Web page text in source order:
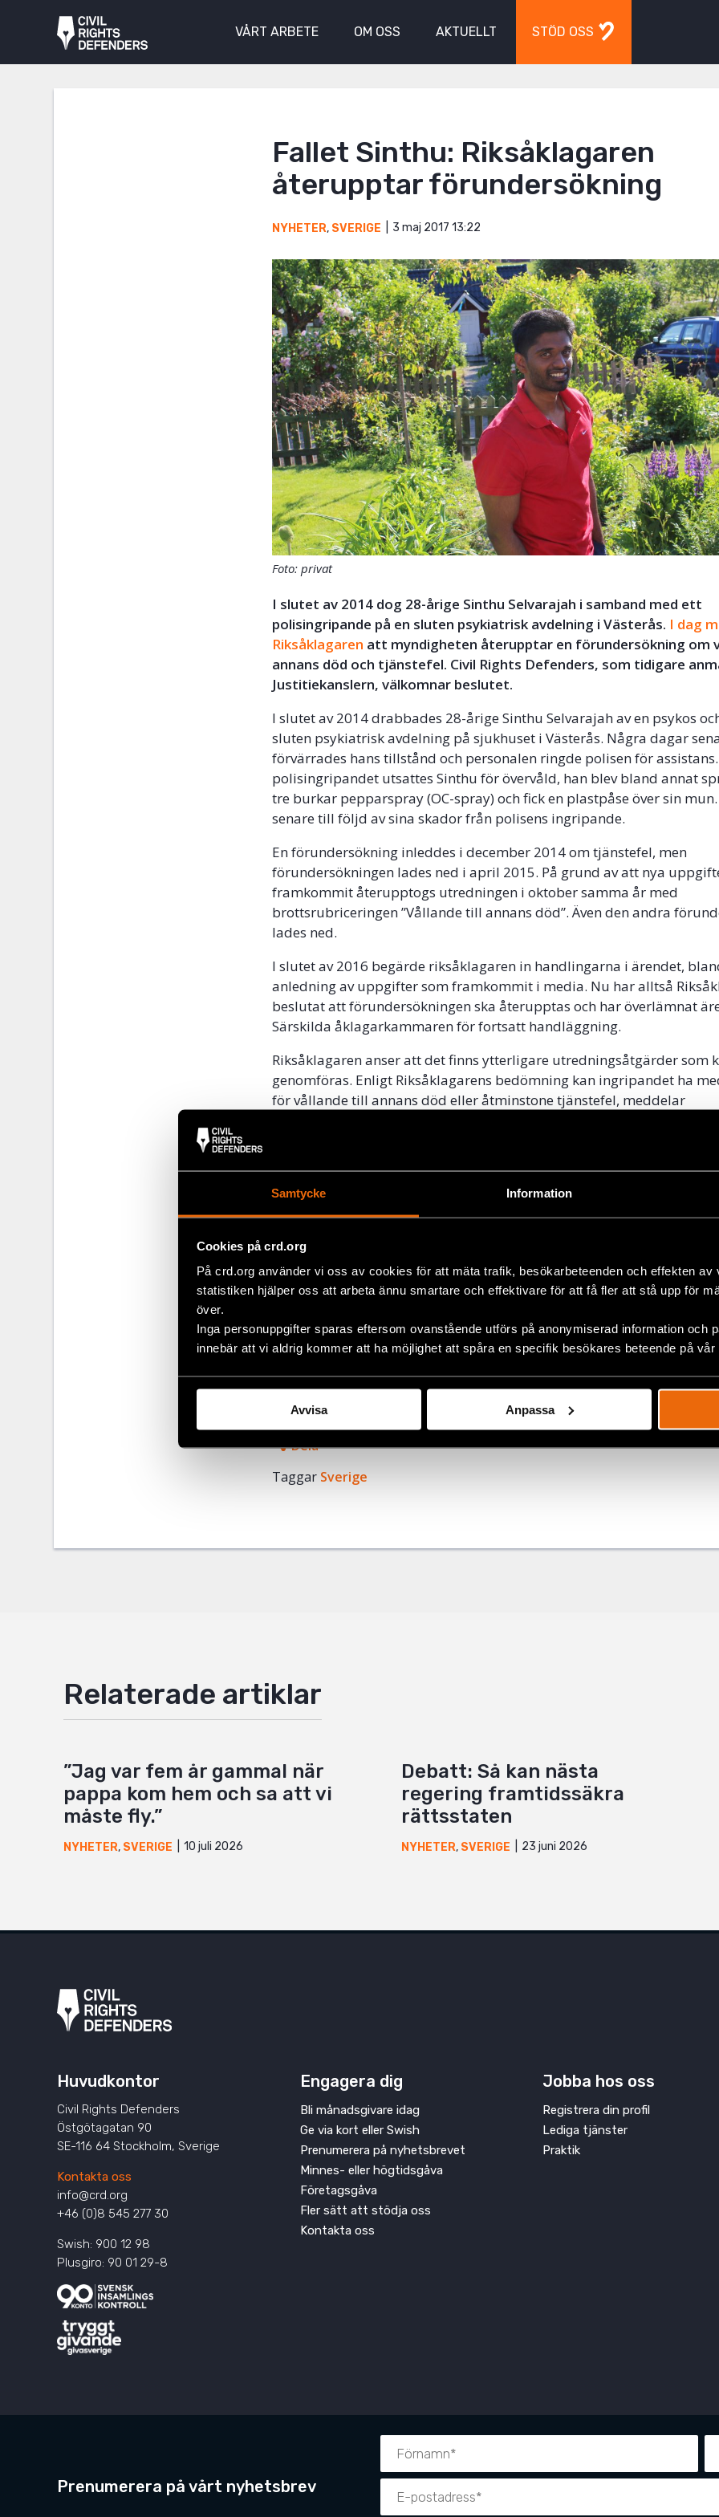
Samtycke Information
Cookies på crd.org
På crd.org använder vi oss av cookies för att mäta trafik, besökarbeteenden och effekten av
statistiken hjälper oss att arbeta ännu smartare och effektivare för att få fler att stå upp för
över.
Inga personuppgifter sparas eftersom ovanstående utförs på anonymiserad information och
innebär att vi aldrig kommer att ha möjlighet att spåra en specifik besökares beteende på vår
Avvisa Anpassa
VÅRT ARBETE OM OSS AKTUELLT STÖD OSS
Fallet Sinthu: Riksåklagaren
återupptar förundersökning
NYHETER, SVERIGE 3 maj 2017 13:22
Foto: privat
I slutet av 2014 dog 28-årige Sinthu Selvarajah i samband med ett
polisingripande på en sluten psykiatrisk avdelning i Västerås. I dag
Riksåklagaren att myndigheten återupptar en förundersökning om
annans död och tjänstefel. Civil Rights Defenders, som tidigare
Justitiekanslern, välkomnar beslutet.
I slutet av 2014 drabbades 28-årige Sinthu Selvarajah av en psykos
sluten psykiatrisk avdelning på sjukhuset i Västerås. Några dagar
förvärrades hans tillstånd och personalen ringde polisen för
polisingripandet utsattes Sinthu för övervåld, han blev bland annat
tre burkar pepparspray (OC-spray) och fick en plastpåse över sin
senare till följd av sina skador från polisens ingripande.
En förundersökning inleddes i december 2014 om tjänstefel, men
förundersökningen lades ned i april 2015. På grund av att nya
framkommit återupptogs utredningen i oktober samma år med
brottsrubriceringen ”Vållande till annans död”. Även den andra
lades ned.
I slutet av 2016 begärde riksåklagaren in handlingarna i ärendet,
anledning av uppgifter som framkommit i media. Nu har alltså
beslutat att förundersökningen ska återupptas och har överlämnat
Särskilda åklagarkammaren för fortsatt handläggning.
Riksåklagaren anser att det finns ytterligare utredningsåtgärder som
genomföras. Enligt Riksåklagarens bedömning kan ingripandet ha
för vållande till annans död eller åtminstone tjänstefel, meddelar
Begäran om skadestånd
I början av mars i år lämnade Civil Rights Defenders in en
Justitiekanslern i ärendet på följande grunder:
-Polismyndigheten beslutade om intervention och våldsanvändning
varken utgjorde hot för sig själv eller någon annan.
-Polisen stoppade inte det oproportionerliga våldet som Sinthu
utredning av dödsfallet.
totalt 2 687 824 kronor för Sinthus död.
Dela
Facebook
Taggar Sverige
Relaterade artiklar
”Jag var fem år gammal när
pappa kom hem och sa att vi
måste fly.”
NYHETER, SVERIGE 10 juli 2026
Debatt: Så kan nästa
regering framtidssäkra
rättsstaten
NYHETER, SVERIGE 23 juni 2026
Huvudkontor
Civil Rights Defenders
Östgötagatan 90
SE-116 64 Stockholm, Sverige
Kontakta oss
info@crd.org
+46 (0)8 545 277 30
Swish: 900 12 98
Plusgiro: 90 01 29-8
Engagera dig
Bli månadsgivare idag
Ge via kort eller Swish
Prenumerera på nyhetsbrevet
Minnes- eller högtidsgåva
Företagsgåva
Fler sätt att stödja oss
Kontakta oss
Jobba hos oss
Registrera din profil
Lediga tjänster
Praktik
Prenumerera på vårt nyhetsbrev